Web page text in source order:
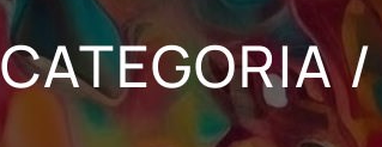
CATEGORIA